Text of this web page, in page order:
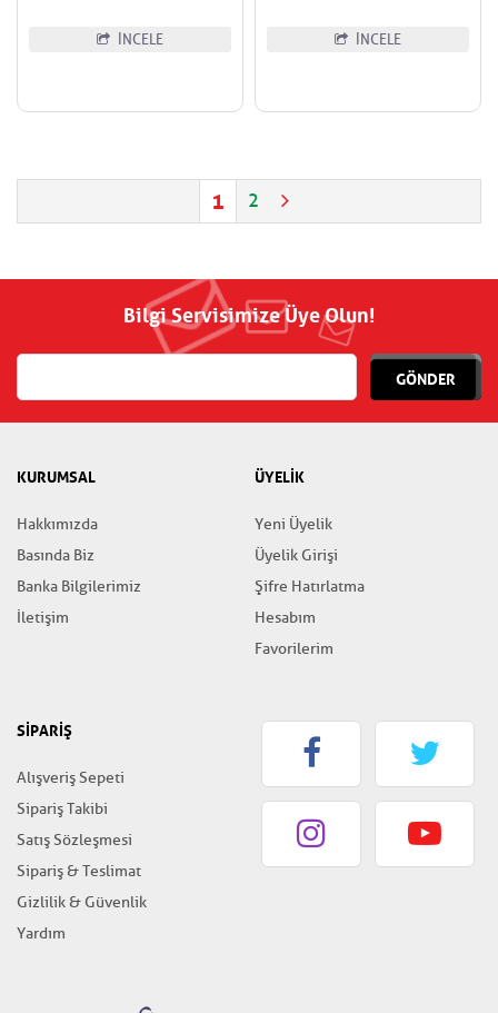
İNCELE İNCELE
1 2
Bilgi Servisimize Üye Olun!
GÖNDER
KURUMSAL
Hakkımızda
Basında Biz
Banka Bilgilerimiz
İletişim
ÜYELİK
Yeni Üyelik
Üyelik Girişi
Şifre Hatırlatma
Hesabım
Favorilerim
SİPARİŞ
Alışveriş Sepeti
Sipariş Takibi
Satış Sözleşmesi
Sipariş & Teslimat
Gizlilik & Güvenlik
Yardım